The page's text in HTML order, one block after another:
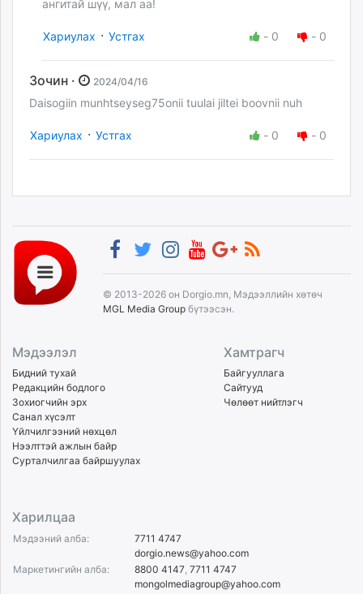
ангитай шүү, мал аа!
Хариулах · Устгах - 0 - 0
Зочин · 2024/04/16
Daisogiin munhtseyseg75onii tuulai jiltei boovnii nuh
Хариулах · Устгах - 0 - 0
© 2013-2026 он Dorgio.mn, Мэдээллийн хөтөч
MGL Media Group бүтээсэн.
Мэдээлэл
Бидний тухай
Редакцийн бодлого
Зохиогчийн эрх
Санал хүсэлт
Үйлчилгээний нөхцөл
Нээлттэй ажлын байр
Сурталчилгаа байршуулах
Хамтрагч
Байгууллага
Сайтууд
Чөлөөт нийтлэгч
Харилцаа
Мэдээний алба:
7711 4747
dorgio.news@yahoo.com
Маркетингийн алба:
8800 4147, 7711 4747
mongolmediagroup@yahoo.com